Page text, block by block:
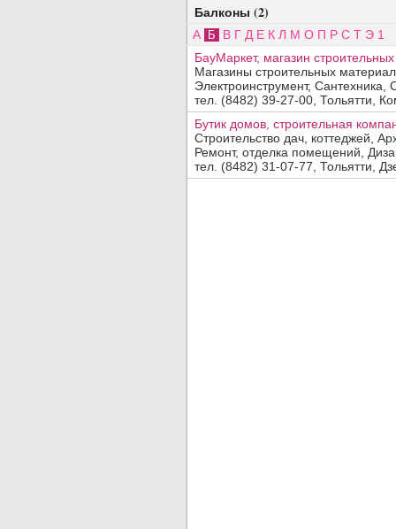
Вид деятельности, продукция, услуги:
Балконы (2)
А Б В Г Д Е К Л М О П Р С Т Э 1
БауМаркет, магазин
Магазины строительных
Электроинструмент,
тел. (8482) 39-27-00, Тольятти,
Бутик домов, строительная
Строительство дач, коттеджей,
Ремонт, отделка помещений,
тел. (8482) 31-07-77, Тольятти,